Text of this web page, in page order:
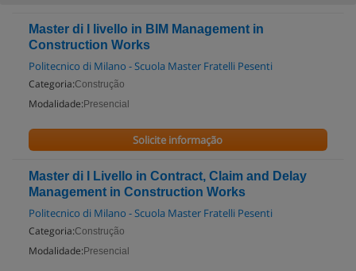
Master di I livello in BIM Management in
Construction Works
Politecnico di Milano - Scuola Master Fratelli Pesenti
Categoria:Construção
Modalidade: Presencial
Solicite informação
Master di I Livello in Contract, Claim and Delay
Management in Construction Works
Politecnico di Milano - Scuola Master Fratelli Pesenti
Categoria:Construção
Modalidade: Presencial